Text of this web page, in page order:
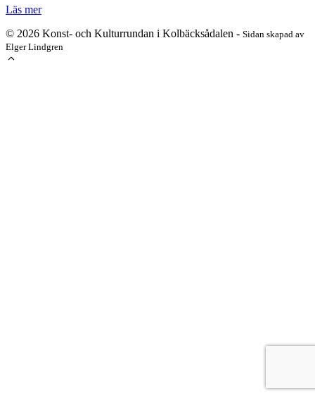
Läs mer
© 2026 Konst- och Kulturrundan i Kolbäcksådalen - Sidan skapad av
Elger Lindgren